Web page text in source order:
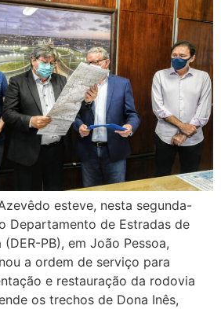
esteve, nesta segunda-
Departamento de Estradas de
PB), em João Pessoa,
a ordem de serviço para
e restauração da rodovia
os trechos de Dona Inês,